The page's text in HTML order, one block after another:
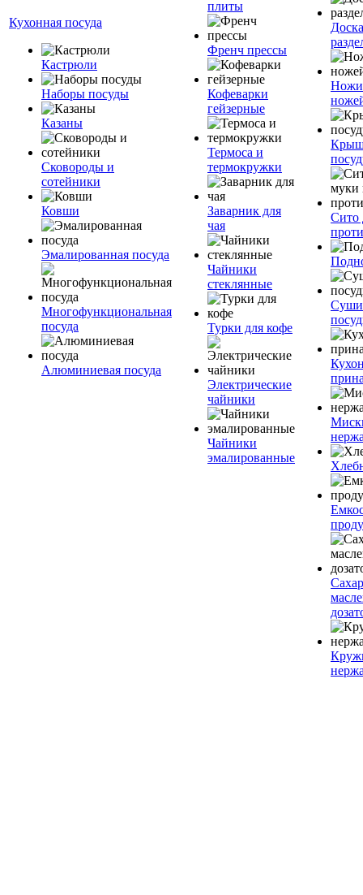
Кухонная посуда
Кастрюли
Наборы посуды
Казаны
Сковороды и
сотейники
Ковши
Эмалированная посуда
Многофункциональная
посуда
Алюминиевая посуда
плиты
Френч прессы
Кофеварки
гейзерные
Термоса и
термокружки
Заварник для
чая
Чайники
стеклянные
Турки для кофе
Электрические
чайники
Чайники
эмалированные
Доска
Сито